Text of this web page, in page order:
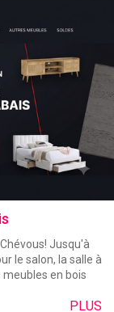
Jusqu'à
le salon, la salle à
en bois
PLUS